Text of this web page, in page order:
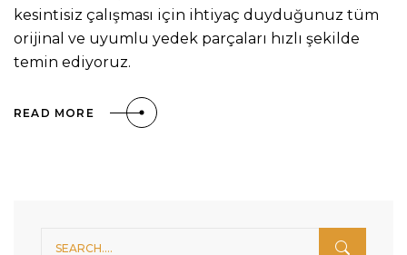
kesintisiz çalışması için ihtiyaç duyduğunuz tüm
orijinal ve uyumlu yedek parçaları hızlı şekilde
temin ediyoruz.
READ MORE